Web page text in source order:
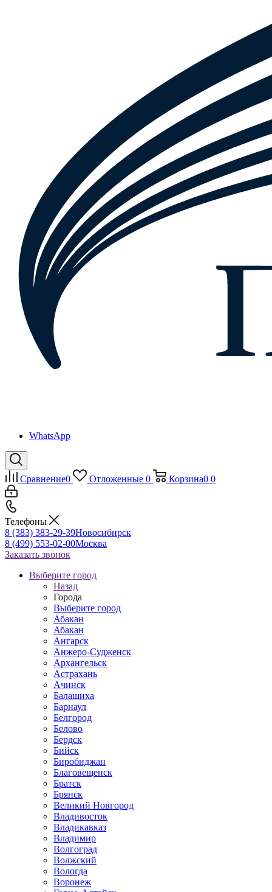
WhatsApp
Сравнение0 Отложенные 0 Корзина0 0
Телефоны
8 (383) 383-29-39Новосибирск
8 (499) 553-02-00Москва
Заказать звонок
Выберите город
Назад
Города
Выберите город
Абакан
Абакан
Ангарск
Анжеро-Судженск
Архангельск
Астрахань
Ачинск
Балашиха
Барнаул
Белгород
Белово
Бердск
Бийск
Биробиджан
Благовещенск
Братск
Брянск
Великий Новгород
Владивосток
Владикавказ
Владимир
Волгоград
Волжский
Вологда
Воронеж